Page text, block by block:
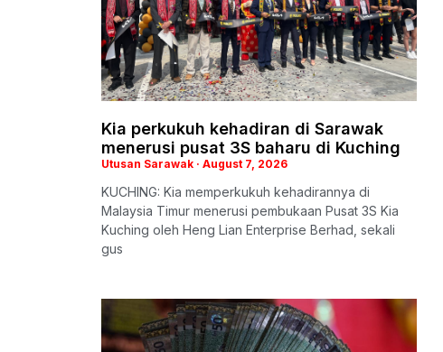
Kia perkukuh kehadiran di Sarawak
menerusi pusat 3S baharu di Kuching
Utusan Sarawak August 7, 2026
KUCHING: Kia memperkukuh kehadirannya di
Malaysia Timur menerusi pembukaan Pusat 3S Kia
Kuching oleh Heng Lian Enterprise Berhad, sekali
gus